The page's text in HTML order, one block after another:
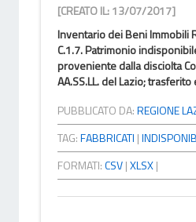
[CREATO IL: 13/07/2017]
Inventario dei Beni Immobili
C.1.7. Patrimonio
proveniente dalla disciolta
AA.SS.LL. del Lazio; trasferito
PUBBLICATO DA:REGIONE
TAG:FABBRICATI |
FORMATI:CSV|XLSX|